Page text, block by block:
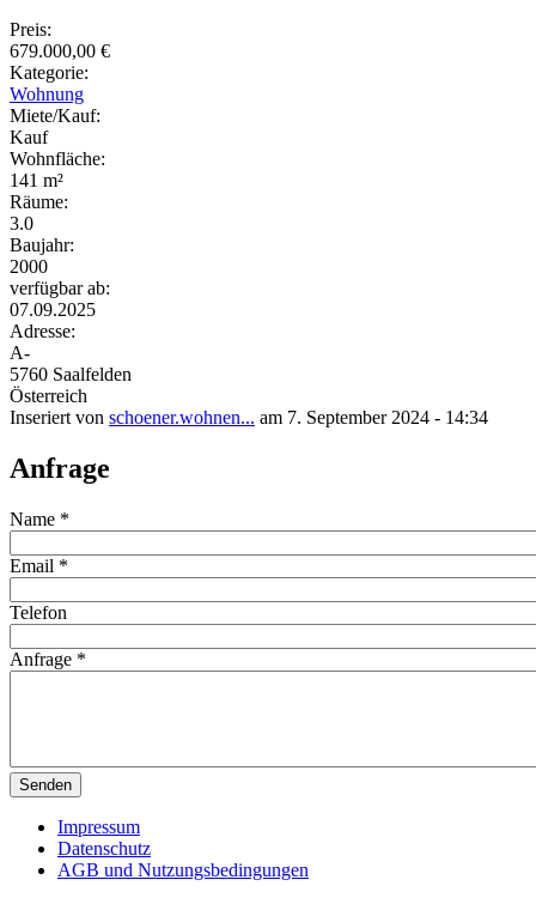
Preis:
679.000,00 €
Kategorie:
Wohnung
Miete/Kauf:
Kauf
Wohnfläche:
141 m²
Räume:
3.0
Baujahr:
2000
verfügbar ab:
07.09.2025
Adresse:
A-
5760 Saalfelden
Österreich
Inseriert von schoener.wohnen... am 7. September 2024 - 14:34
Anfrage
Name *
Email *
Telefon
Anfrage *
Impressum
Datenschutz
AGB und Nutzungsbedingungen